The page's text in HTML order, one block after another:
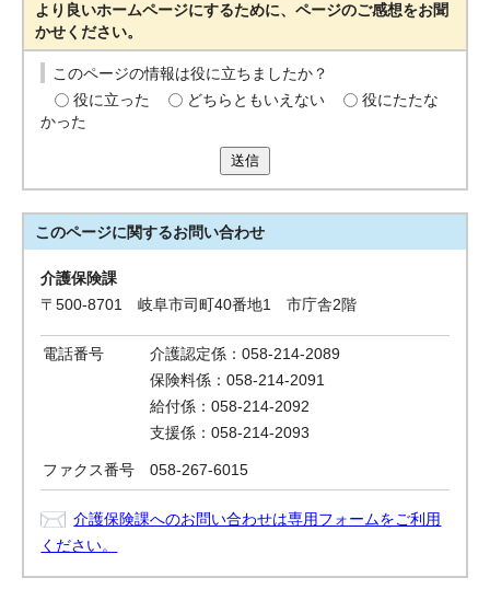
より良いホームページにするために、ページのご感想をお聞
かせください。
このページの情報は役に立ちましたか？
役に立った
どちらともいえない
役にたたな
かった
送信
このページに関するお問い合わせ
介護保険課
〒500-8701 岐阜市司町40番地1 市庁舎2階
電話番号
介護認定係：058-214-2089
保険料係：058-214-2091
給付係：058-214-2092
支援係：058-214-2093
ファクス番号 058-267-6015
介護保険課へのお問い合わせは専用フォームをご利用
ください。